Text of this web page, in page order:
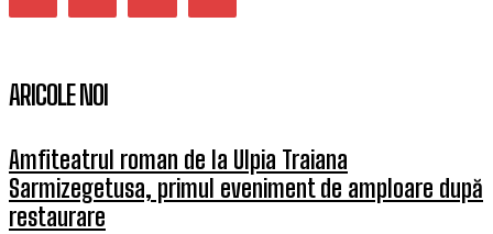
ARICOLE NOI
Amfiteatrul roman de la Ulpia Traiana
Sarmizegetusa, primul eveniment de amploare după
restaurare